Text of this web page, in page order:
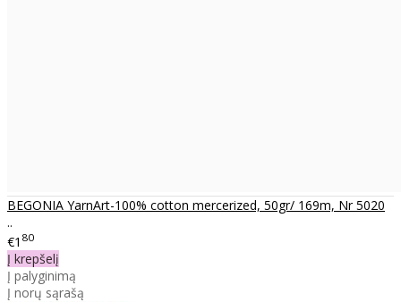
BEGONIA YarnArt-100% cotton mercerized, 50gr/ 169m, Nr 5020
..
€1 80
Į krepšelį
Į palyginimą
Į norų sąrašą